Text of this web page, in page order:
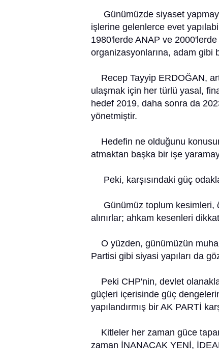
Günümüzde siyaset
işlerine gelenlerce evet
1980'lerde ANAP ve
organizasyonlarına, adam gibi
Recep Tayyip ERDOĞAN,
ulaşmak için her türlü yasal,
hedef 2019, daha sonra da
yönetmiştir.
Hedefin ne olduğunu
atmaktan başka bir işe
Peki, karşısındaki güç
Günümüz toplum kesimleri,
alınırlar; ahkam kesenleri
O yüzden, günümüzün
Partisi gibi siyasi yapıları da
Peki CHP'nin, devlet
güçleri içerisinde güç
yapılandırmış bir AK PARTİ
Kitleler her zaman güce
zaman İNANACAK YENİ,